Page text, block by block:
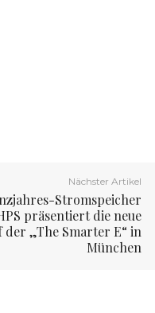
Nächster Artikel
Stromspeicher
präsentiert die neue
der „The Smarter E“ in
München